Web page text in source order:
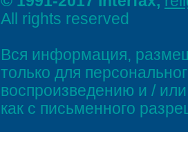
All rights reserved
Вся информация,
только для
воспроизведению и /
как с письменного